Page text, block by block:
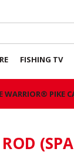
FISHING TV
WARRIOR® PIKE